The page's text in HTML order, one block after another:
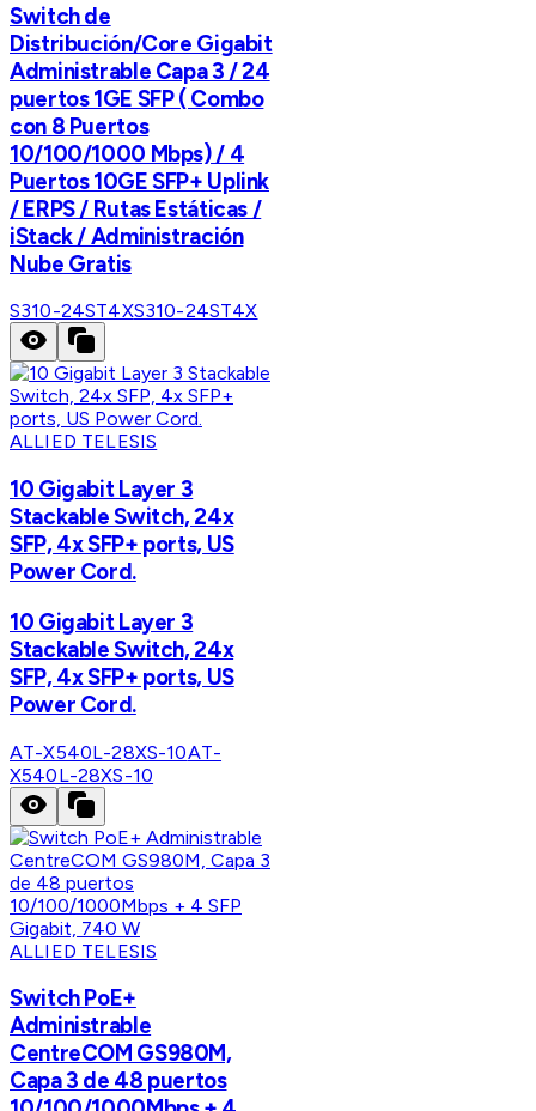
Switch de
Distribución/Core Gigabit
Administrable Capa 3 / 24
puertos 1GE SFP ( Combo
con 8 Puertos
10/100/1000 Mbps) / 4
Puertos 10GE SFP+ Uplink
/ ERPS / Rutas Estáticas /
iStack / Administración
Nube Gratis
S310-24ST4XS310-24ST4X
ALLIED TELESIS
10 Gigabit Layer 3
Stackable Switch, 24x
SFP, 4x SFP+ ports, US
Power Cord.
10 Gigabit Layer 3
Stackable Switch, 24x
SFP, 4x SFP+ ports, US
Power Cord.
AT-X540L-28XS-10AT-
X540L-28XS-10
ALLIED TELESIS
Switch PoE+
Administrable
CentreCOM GS980M,
Capa 3 de 48 puertos